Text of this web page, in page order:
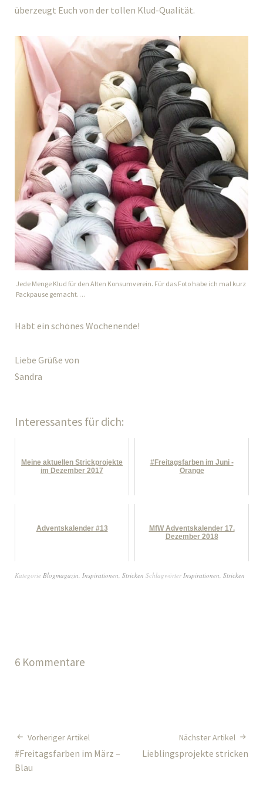
überzeugt Euch von der tollen Klud-Qualität.
Jede Menge Klud für den Alten Konsumverein. Für das Foto habe ich mal kurz
Packpause gemacht….
Habt ein schönes Wochenende!
Liebe Grüße von
Sandra
Interessantes für dich:
Meine aktuellen Strickprojekte
im Dezember 2017
#Freitagsfarben im Juni -
Orange
Adventskalender #13
MfW Adventskalender 17.
Dezember 2018
Kategorie Blogmagazin Inspirationen Stricken Schlagwörter Inspirationen Stricken
6 Kommentare
Vorheriger Artikel
#Freitagsfarben im März –
Blau
Nächster Artikel
Lieblingsprojekte stricken